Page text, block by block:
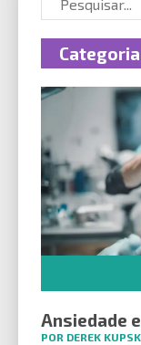
Ansiedade
POR DEREK